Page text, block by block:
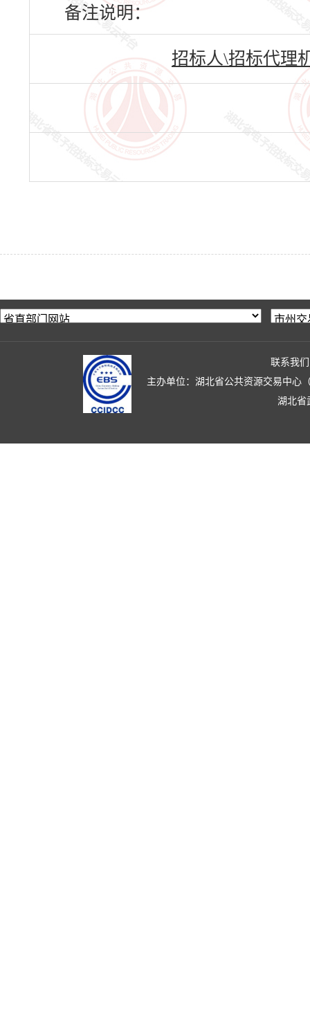
备注说明：
招标人\招标代理
联系我们
主办单位：湖北省公共资源交易中心
湖北省